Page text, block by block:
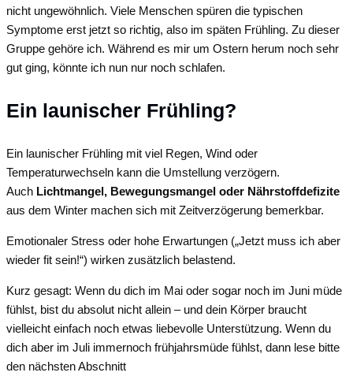
nicht ungewöhnlich. Viele Menschen spüren die typischen
Symptome erst jetzt so richtig, also im späten Frühling. Zu dieser
Gruppe gehöre ich. Während es mir um Ostern herum noch sehr
gut ging, könnte ich nun nur noch schlafen.
Ein launischer Frühling?
Ein launischer Frühling mit viel Regen, Wind oder
Temperaturwechseln kann die Umstellung verzögern.
Auch Lichtmangel, Bewegungsmangel oder Nährstoffdefizite
aus dem Winter machen sich mit Zeitverzögerung bemerkbar.
Emotionaler Stress oder hohe Erwartungen („Jetzt muss ich aber
wieder fit sein!“) wirken zusätzlich belastend.
Kurz gesagt: Wenn du dich im Mai oder sogar noch im Juni müde
fühlst, bist du absolut nicht allein – und dein Körper braucht
vielleicht einfach noch etwas liebevolle Unterstützung. Wenn du
dich aber im Juli immernoch frühjahrsmüde fühlst, dann lese bitte
den nächsten Abschnitt